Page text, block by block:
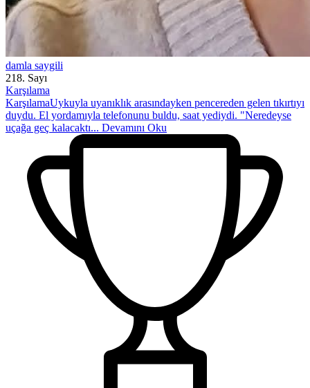
damla saygili
218. Sayı
Karşılama
KarşılamaUykuyla uyanıklık arasındayken pencereden gelen tıkırtıyı
duydu. El yordamıyla telefonunu buldu, saat yediydi. "Neredeyse
uçağa geç kalacaktı... Devamını Oku